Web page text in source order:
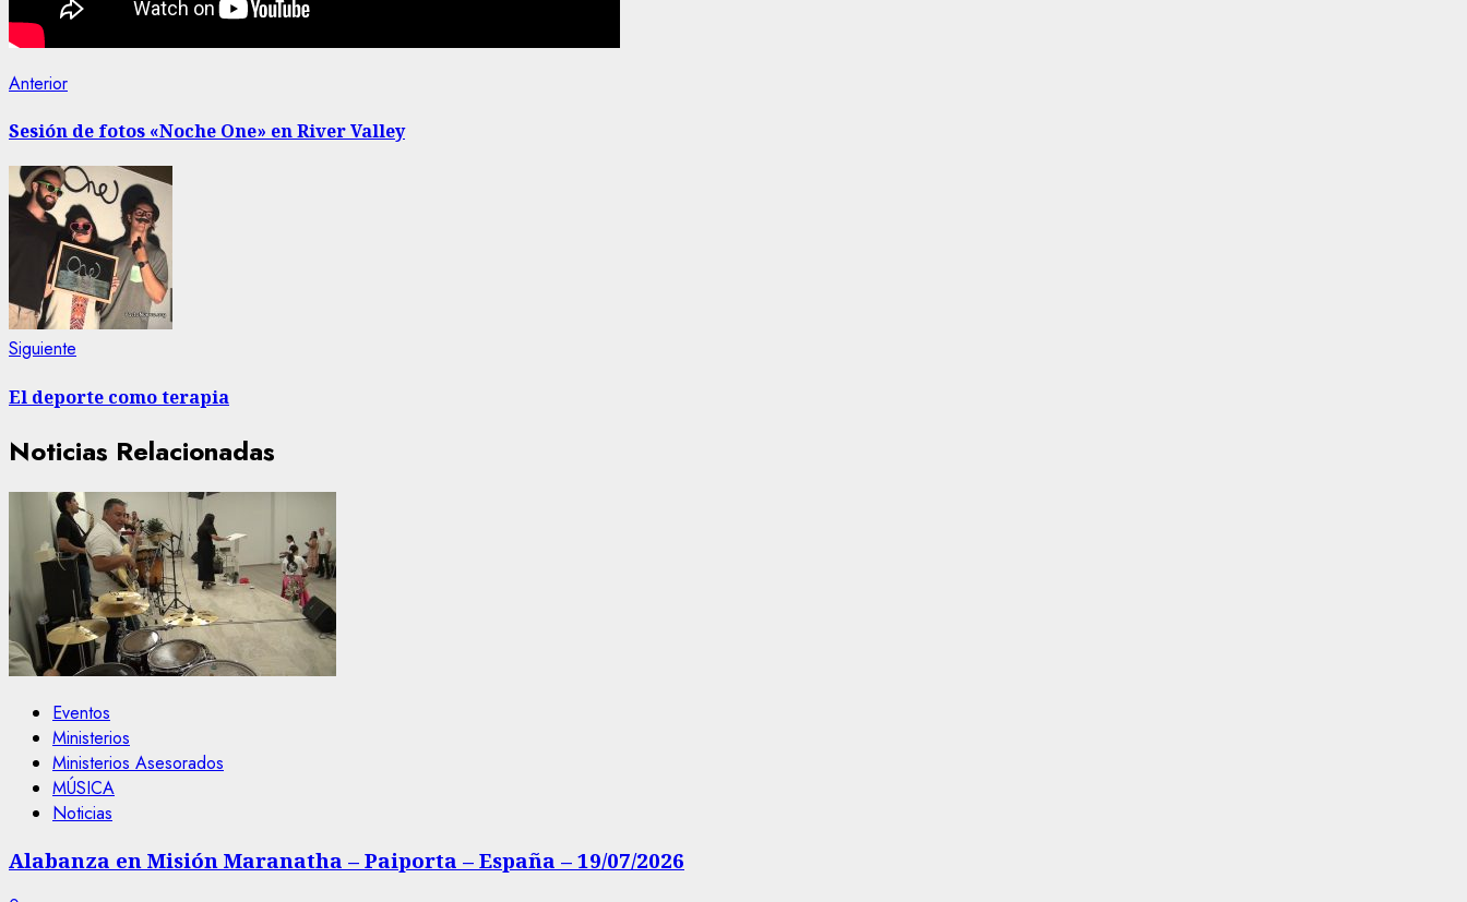
Navegación
de
entradas
AnteriorEntrada
Sesión de fotos «Noche One» en River Valley
Siguiente
El deporte como terapia
Noticias Relacionadas
Eventos
Ministerios
Ministerios Asesorados
MÚSICA
Noticias
Alabanza en Misión Maranatha – Paiporta – España – 19/07/2026